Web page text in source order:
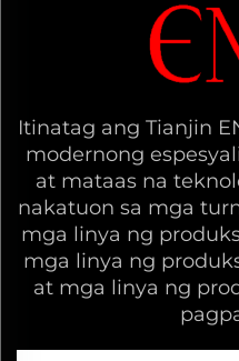
Itinatag ang Tianjin
modernong
at mataas na
nakatuon sa mga
mga linya ng
mga linya ng
at mga linya ng